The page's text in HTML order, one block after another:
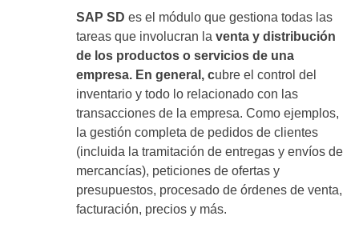
SAP SD es el módulo que gestiona todas las
tareas que involucran la venta y distribución
de los productos o servicios de una
empresa. En general, cubre el control del
inventario y todo lo relacionado con las
transacciones de la empresa. Como ejemplos,
la gestión completa de pedidos de clientes
(incluida la tramitación de entregas y envíos de
mercancías), peticiones de ofertas y
presupuestos, procesado de órdenes de venta,
facturación, precios y más.